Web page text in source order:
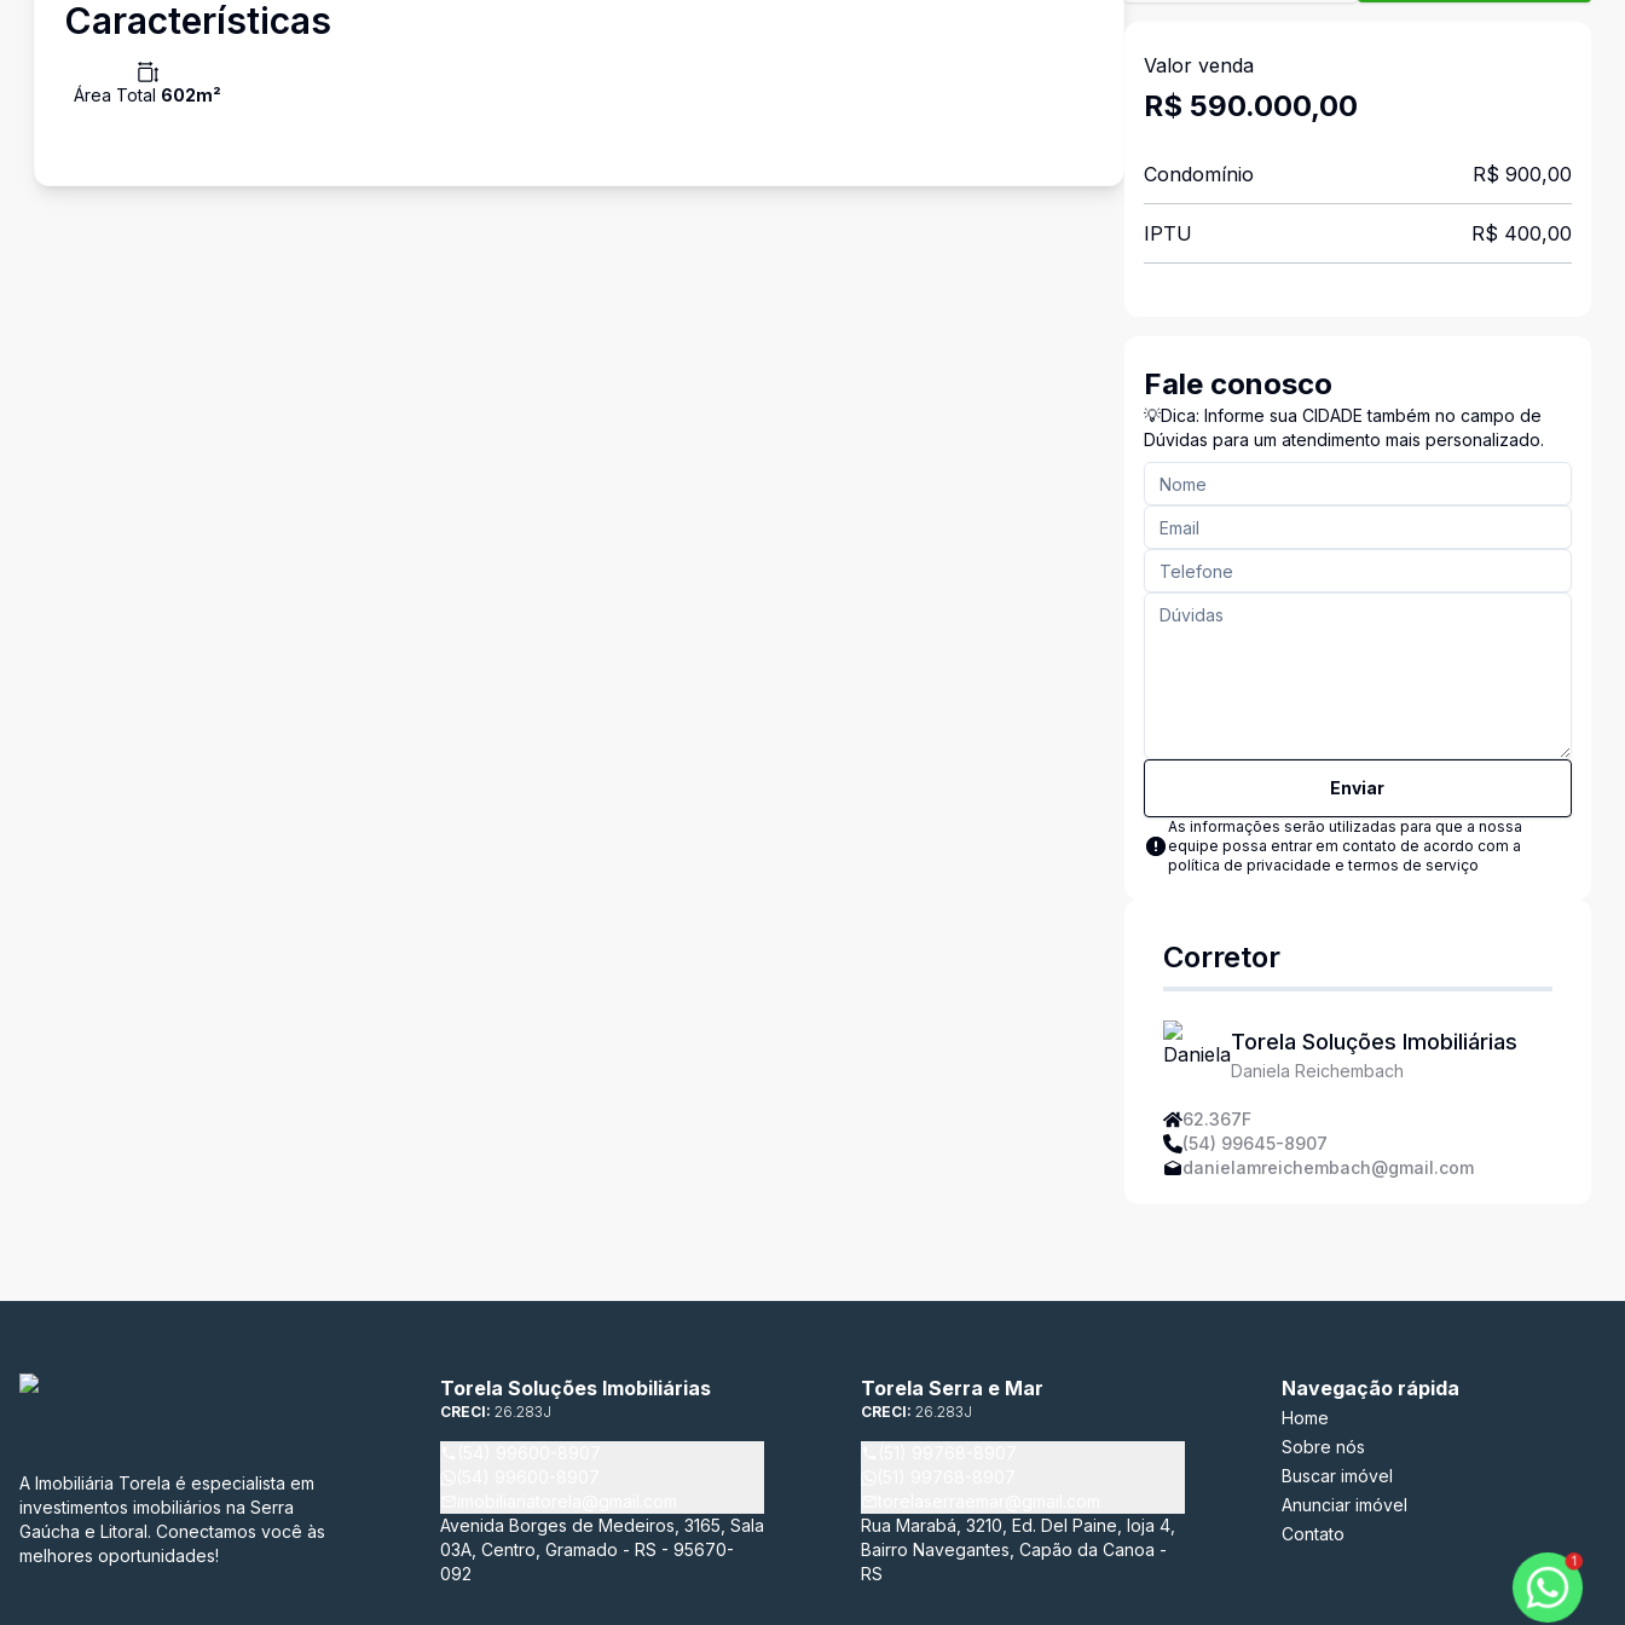
Características
Área Total 602m²
Valor venda
R$ 590.000,00
Condomínio R$ 900,00
IPTU R$ 400,00
Fale conosco
💡Dica: Informe sua CIDADE também no campo de
Dúvidas para um atendimento mais personalizado.
Enviar
As informações serão utilizadas para que a nossa
equipe possa entrar em contato de acordo com a
política de privacidade e termos de serviço
Corretor
Torela Soluções Imobiliárias
Daniela Reichembach
62.367F
(54) 99645-8907
danielamreichembach@gmail.com
A Imobiliária Torela é especialista em
investimentos imobiliários na Serra
Gaúcha e Litoral. Conectamos você às
melhores oportunidades!
Torela Soluções Imobiliárias
CRECI: 26.283J
Avenida Borges de Medeiros, 3165, Sala
03A, Centro, Gramado - RS - 95670-
092
Torela Serra e Mar
CRECI: 26.283J
Rua Marabá, 3210, Ed. Del Paine, loja 4,
Bairro Navegantes, Capão da Canoa -
RS
Navegação rápida
Home
Sobre nós
Buscar imóvel
Anunciar imóvel
Contato
1